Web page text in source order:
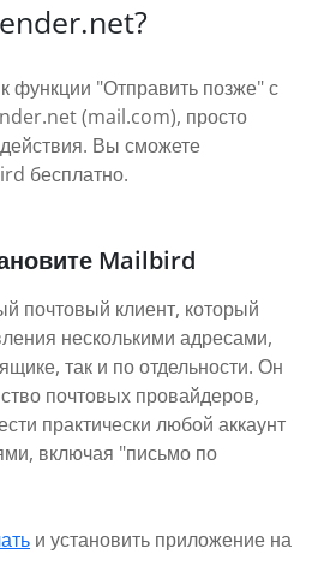
функции "Отправить позже" с
(mail.com), просто
Вы сможете
бесплатно.
Mailbird
почтовый клиент, который
несколькими адресами,
так и по отдельности. Он
почтовых провайдеров,
практически любой аккаунт
включая "письмо по
и установить приложение на